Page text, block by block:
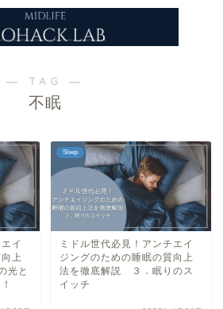
― TAG ―
不眠
イ
上
光と
Sleep
ミドル世代必見！アンチエイ
ジングのための睡眠の質向上
法を徹底解説 ３．眠りのス
イッチ